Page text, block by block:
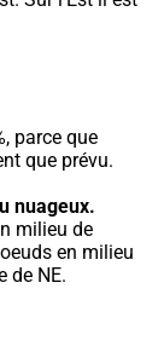
parce que
que prévu.
nuageux.
en milieu
de NE.